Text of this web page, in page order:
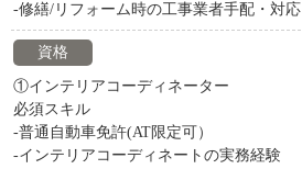
-修繕/リフォーム時の工事業者手配・対応
資格
①インテリアコーディネーター
必須スキル
-普通自動車免許(AT限定可）
-インテリアコーディネートの実務経験